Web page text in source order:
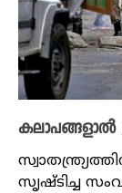
കലാപങ്ങളാല്‍
സൃഷ്ടിച്ച